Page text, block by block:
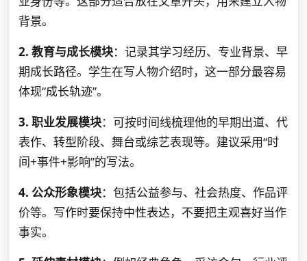
背景。
2. 教育与成长模块：记录其学习经历、专业背景、早
期成长路径。学生在写人物介绍时，这一部分最容易
体现“成长轨迹”。
3. 职业发展模块：可按时间线梳理他的早期出道、代
表作、转型阶段、舞台或综艺表现等。建议采用“时
间+事件+影响”的写法。
4. 公众形象模块：包括公益参与、社会热度、作品评
价等。写作时要保持中性表达，不要把主观喜好当作
事实。